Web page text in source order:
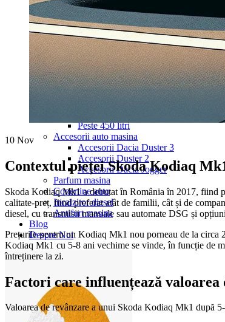
Navigație Skoda Octavia 1
Navigație Skoda Octavia 2
Navigație Skoda Octavia 3
Navigație Skoda Rapid
Navigație Skoda Superb 1
Navigație Skoda Superb 2
Navigație Toyota Avensis T25
Portbagaj Plafon Auto
Peste 450 litri
Accesorii auto masina
Accesorii Dacia Duster 3
Accesorii Duster 2
Accesorii Dacia Jogger
Parfum masina
Copertine auto
Incalzitor diesel
Antifurt masina
Blog
Despre Noi
10 Nov
Contextul pieței Skoda Kodiaq
Skoda Kodiaq Mk1 a debutat în România în 2017, fiind
calitate-preț, fiind preferat atât de familii, cât și de
diesel, cu transmisii manuale sau automate DSG și
Prețurile pentru un Kodiaq Mk1 nou porneau de la circa
Kodiaq Mk1 cu 5-8 ani vechime se vinde, în funcție de
întreținere la zi.
Factori care influențează valoarea
Valoarea de revânzare a unui Skoda Kodiaq Mk1 după